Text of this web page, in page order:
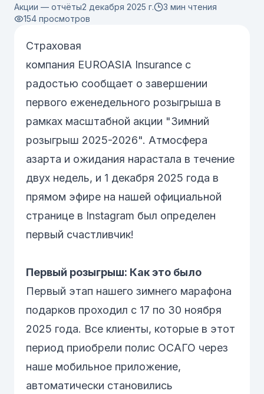
Акции — отчёты2 декабря 2025 г.
3 мин чтения
154 просмотров
Страховая
компания EUROASIA Insurance с
радостью сообщает о завершении
первого еженедельного розыгрыша в
рамках масштабной акции "Зимний
розыгрыш 2025-2026". Атмосфера
азарта и ожидания нарастала в течение
двух недель, и 1 декабря 2025 года в
прямом эфире на нашей официальной
странице в Instagram был определен
первый счастливчик!
Первый розыгрыш: Как это было
Первый этап нашего зимнего марафона
подарков проходил с 17 по 30 ноября
2025 года. Все клиенты, которые в этот
период приобрели полис ОСАГО через
наше мобильное приложение,
автоматически становились